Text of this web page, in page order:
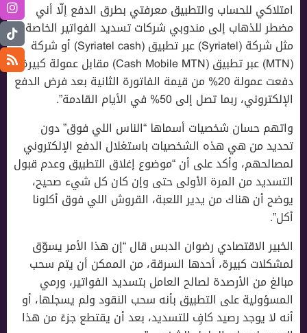
امتلاكي للحساب والتطبيق معرفتي بطرق الدفع إلّا أني
مضطر للذهاب إلى مندوبي شركات تسديد الفواتير الخاصة
مثل شركة (Syriatel) عبر تطبيق (Syriatel cash) أو شركة
(MTN) عبر تطبيق (Cash Mobile MTN) مقابل عمولة كبيرة،
دفعت عمولة 20% من قيمة الفاتورة الثانية بعد فرض الدفع
الإلكتروني، ربما تصل إلى 50% في الأيام القادمة”.
واتهم حسان شخصيات أسماها “الناس اللي فوق” دون
تحديد من هي هذه الشخصيات باستغلال الدفع الإلكتروني
لمصالحهم، وأكد على أن “موضوع إغلاق التطبيق وعدم قبول
التسديد من المرة الأولى حتى وإن كان كل شيء صحيح،
يوضح أن هناك من يدير اللعبة، القروش اللي فوق أكلونا
أكل”.
الخبير الاقتصادي رضوان الدبس قال “إن هذا الأمر يسوّق
لمشكلات كبيرة، أحدها السرقة، من الممكن أن يتم سحب
مبالغ من الأرصدة لصالح العامل بتسديد الفواتير، ورمي
المسؤولية على التطبيق بأنه سحب النقود ولم يسجلها، أو
أنه لا يوجد رصيد كافٍ للتسديد، بعد أن يقتطع جزءً من هذا